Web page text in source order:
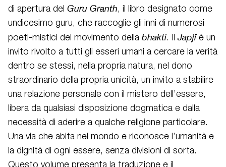
di apertura del Guru Granth, il libro designato come
undicesimo guru, che raccoglie gli inni di numerosi
poeti-mistici del movimento della bhakti. Il Japjī è un
invito rivolto a tutti gli esseri umani a cercare la verità
dentro se stessi, nella propria natura, nel dono
straordinario della propria unicità, un invito a stabilire
una relazione personale con il mistero dell’essere,
libera da qualsiasi disposizione dogmatica e dalla
necessità di aderire a qualche religione particolare.
Una via che abita nel mondo e riconosce l’umanità e
la dignità di ogni essere, senza divisioni di sorta.
Questo volume presenta la traduzione e il